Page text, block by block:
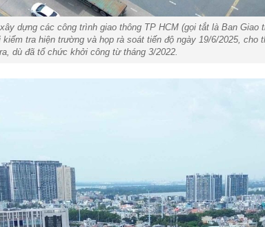
dựng các công trình giao thông TP HCM (gọi tắt là Ban
tra hiện trường và họp rà soát tiến độ ngày 19/6/2025,
dù đã tổ chức khởi công từ tháng 3/2022.